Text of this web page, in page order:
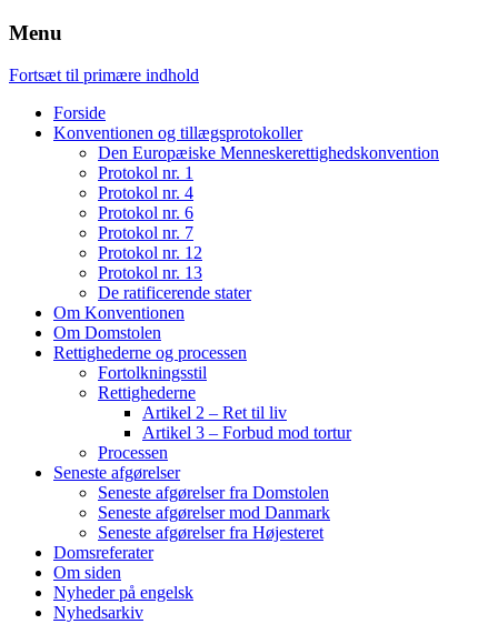
Menu
Fortsæt til primære indhold
Forside
Konventionen og tillægsprotokoller
Den Europæiske Menneskerettighedskonvention
Protokol nr. 1
Protokol nr. 4
Protokol nr. 6
Protokol nr. 7
Protokol nr. 12
Protokol nr. 13
De ratificerende stater
Om Konventionen
Om Domstolen
Rettighederne og processen
Fortolkningsstil
Rettighederne
Artikel 2 – Ret til liv
Artikel 3 – Forbud mod tortur
Processen
Seneste afgørelser
Seneste afgørelser fra Domstolen
Seneste afgørelser mod Danmark
Seneste afgørelser fra Højesteret
Domsreferater
Om siden
Nyheder på engelsk
Nyhedsarkiv